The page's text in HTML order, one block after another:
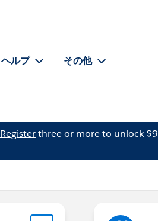
ヘルプ その他
Registerthree or more to unlock